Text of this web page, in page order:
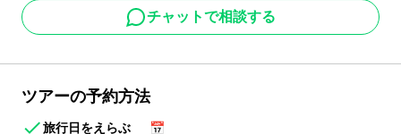
チャットで相談する
ツアーの予約方法
旅行日をえらぶ 📅